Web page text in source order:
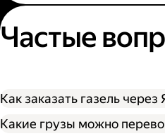
Частые
Как заказать газель через
Какие грузы можно